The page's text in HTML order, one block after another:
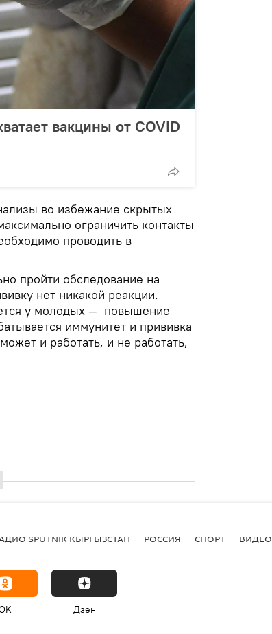
вакцины от COVID
во избежание скрытых
ограничить контакты
проводить в
пройти обследование на
нет никакой реакции.
у молодых — повышение
иммунитет и прививка
и работать, и не работать,
SPUTNIK КЫРГЫЗСТАН РОССИЯ СПОРТ ВИДЕО
OK Дзен